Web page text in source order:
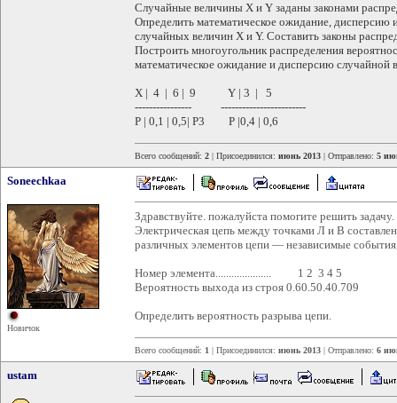
Случайные величины X и Y заданы законами
Определить математическое ожидание, дисперсию
случайных величин X и Y. Составить законы
Построить многоугольник распределения
математическое ожидание и дисперсию случайной
X | 4 | 6 | 9 Y | 3 | 5
---------------- ------------------------
P | 0,1 | 0,5| Р3 P |0,4 | 0,6
Всего сообщений: 2 | Присоединился: июнь 2013 | Отправлено: 5
Soneechkaa
Новичок
Здравствуйте. пожалуйста помогите решить задачу.
Электрическая цепь между точками Л и В
различных элементов цепи — независимые
Номер элемента..................... 1 2 3 4 5
Вероятность выхода из строя 0.60.50.40.709
Определить вероятность разрыва цепи.
Всего сообщений: 1 | Присоединился: июнь 2013 | Отправлено: 6
ustam